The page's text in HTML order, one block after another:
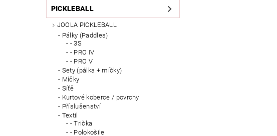
PICKLEBALL
JOOLA PICKLEBALL
Pálky (Paddles)
- 3S
- PRO IV
- PRO V
Sety (pálka + míčky)
Míčky
Síťě
Kurtové koberce / povrchy
Příslušenství
Textil
- Trička
- Polokošile